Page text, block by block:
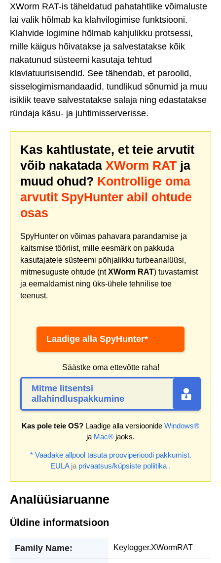
XWorm RAT-is täheldatud pahatahtlike võimaluste
lai valik hõlmab ka klahvilogimise funktsiooni.
Klahvide logimine hõlmab kahjulikku protsessi,
mille käigus hõivatakse ja salvestatakse kõik
nakatunud süsteemi kasutaja tehtud
klaviatuurisisendid. See tähendab, et paroolid,
sisselogimismandaadid, tundlikud sõnumid ja muu
isiklik teave salvestatakse salaja ning edastatakse
ründaja käsu- ja juhtimisserverisse.
Kas kahtlustate, et teie arvutit
võib nakatada XWorm RAT ja
muud ohud? Kontrollige oma
arvutit SpyHunter abil ohtude
osas
SpyHunter on võimas pahavara parandamise ja
kaitsmise tööriist, mille eesmärk on pakkuda
kasutajatele süsteemi põhjalikku turbeanalüüsi,
mitmesuguste ohtude (ntXWorm RAT) tuvastamist
ja eemaldamist ning üks-ühele tehnilise toe
teenust.
Laadige alla SpyHunter*
Säästke oma ettevõtte raha!
Mitme litsentsi
allahindluspakkumine
Kas pole teie OS? Laadige alla versioonide Windows®
ja Mac® jaoks.
* Vaadake allpool tasuta prooviperioodi pakkumist.
EULAja privaatsus/küpsiste poliitika .
Analüüsiaruanne
Üldine informatsioon
Family Name: Keylogger.XWormRAT